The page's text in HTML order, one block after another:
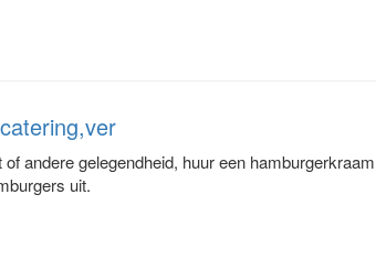
andere gelegendheid, huur een
uit.